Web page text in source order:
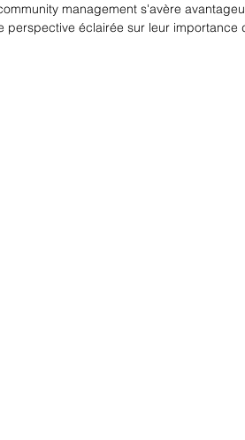
management s'avère
éclairée sur leur importance